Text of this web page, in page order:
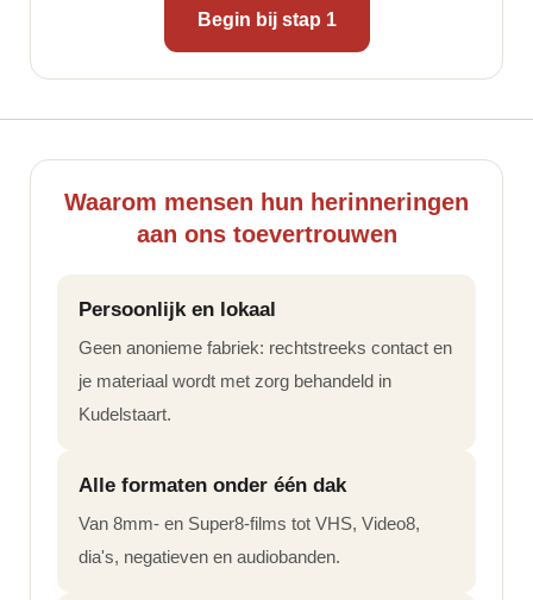
Begin bij stap 1
Waarom mensen hun herinneringen
aan ons toevertrouwen
Persoonlijk en lokaal
Geen anonieme fabriek: rechtstreeks contact en
je materiaal wordt met zorg behandeld in
Kudelstaart.
Alle formaten onder één dak
Van 8mm- en Super8-films tot VHS, Video8,
dia's, negatieven en audiobanden.